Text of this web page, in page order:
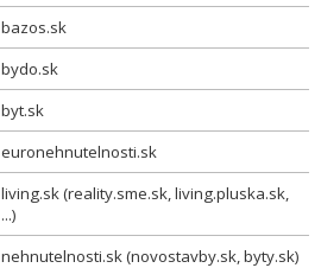
bazos.sk
bydo.sk
byt.sk
euronehnutelnosti.sk
living.sk (reality.sme.sk, living.pluska.sk,
...)
nehnutelnosti.sk (novostavby.sk, byty.sk)